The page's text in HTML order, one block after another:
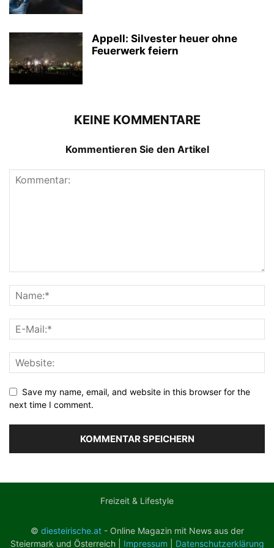
Appell: Silvester heuer ohne
Feuerwerk feiern
KEINE KOMMENTARE
Kommentieren Sie den Artikel
Save my name, email, and website in this browser for the
next time I comment.
Freizeit & Lifestyle
© diesteirische.at- Online Magazin mit News aus der
Steiermark und Österreich | Impressum Datenschutzerklärung